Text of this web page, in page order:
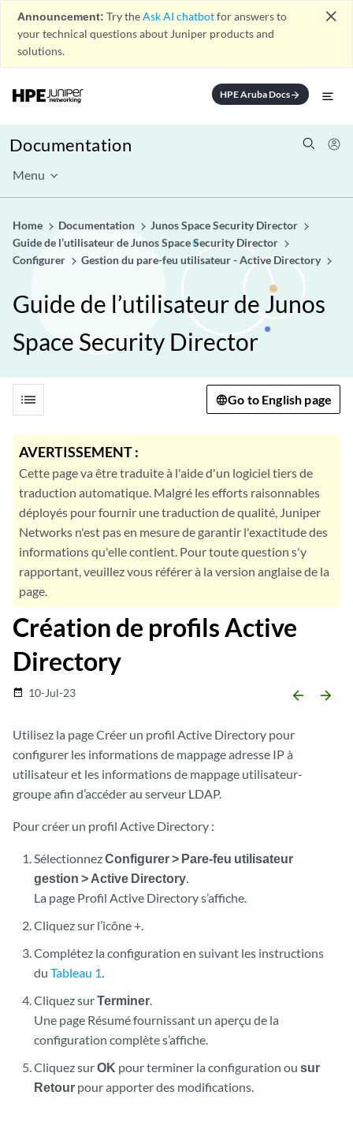
Announcement: Try theAsk AI chatbotfor answers to
your technical questions about Juniper products and
solutions.
close
HPE Aruba Docsarrow_forward
Documentation
Menu
Home Documentation
Junos Space Security Director
Guide de l’utilisateur de Junos Space Security Director
Configurer
Gestion du pare-feu utilisateur - Active Directory
Guide de l’utilisateur de Junos
Space Security Director
list Go to English page
AVERTISSEMENT :
Cette page va être traduite à l'aide d'un logiciel tiers de
traduction automatique. Malgré les efforts raisonnables
déployés pour fournir une traduction de qualité, Juniper
Networks n'est pas en mesure de garantir l'exactitude des
informations qu'elle contient. Pour toute question s'y
rapportant, veuillez vous référer à la version anglaise de la
page.
Création de profils Active
Directory
date_range 10-Jul-23 arrow_backward arrow_forward
Utilisez la page Créer un profil Active Directory pour
configurer les informations de mappage adresse IP à
utilisateur et les informations de mappage utilisateur-
groupe afin d’accéder au serveur LDAP.
Pour créer un profil Active Directory :
SélectionnezConfigurer > Pare-feu utilisateur
gestion > Active Directory.
La page Profil Active Directory s’affiche.
Cliquez sur l’icône +.
Complétez la configuration en suivant les instructions
duTableau 1.
Cliquez surTerminer.
Une page Résumé fournissant un aperçu de la
configuration complète s’affiche.
Cliquez surOK pour terminer la configuration ousur
Retour pour apporter des modifications.